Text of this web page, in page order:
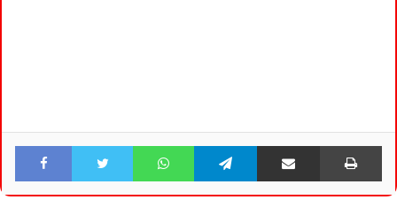
Facebook Twitter WhatsApp Telegram Share via Email